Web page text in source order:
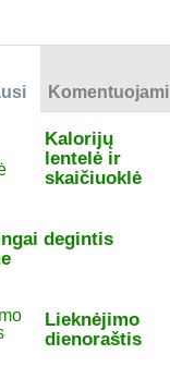
Komentuojami
Kalorijų
lentelė ir
skaičiuoklė
degintis
Lieknėjimo
dienoraštis